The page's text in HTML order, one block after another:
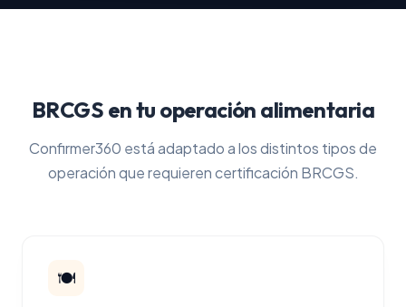
BRCGS en tu operación alimentaria
Confirmer360 está adaptado a los distintos tipos de
operación que requieren certificación BRCGS.
🍽️